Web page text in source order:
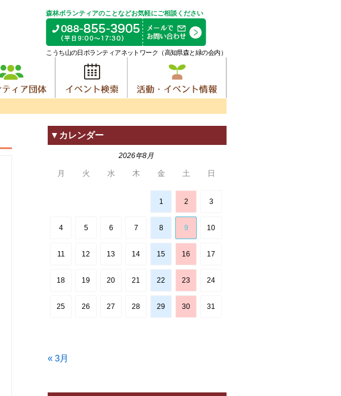
森林ボランティアのことなどお気軽にご相談ください
こうち山の日ボランティアネットワーク（高知県森と緑の会内）
▼カレンダー
2026年8月
月 火 水 木 金 土 日
1 2 3
4 5 6 7 8 9 10
11 12 13 14 15 16 17
18 19 20 21 22 23 24
25 26 27 28 29 30 31
« 3月